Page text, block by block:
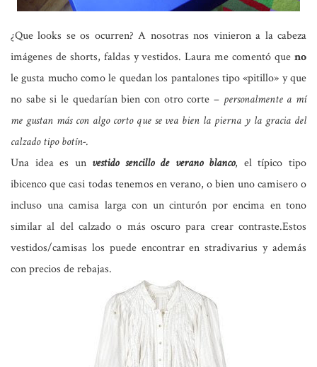
¿Que looks se os ocurren? A nosotras nos vinieron a la cabeza
imágenes de shorts, faldas y vestidos.Laura me comentó queno
le gusta mucho como le quedan los pantalones tipo «pitillo» y que
no sabe si le quedarían bien con otro corte – personalmente a mí
me gustan más con algo corto que se vea bien la pierna y la gracia del
calzado tipo botín-.
Una idea es un vestido sencillo de verano blanco, el típico tipo
ibicenco que casi todas tenemos en verano, o bien uno camisero o
incluso una camisa larga con un cinturón por encima en tono
similar al del calzado o más oscuro para crear contraste.Estos
vestidos/camisas los puede encontrar en stradivarius y además
con precios de rebajas.